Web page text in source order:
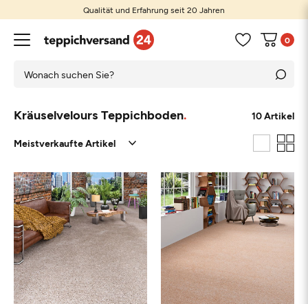
Qualität und Erfahrung seit 20 Jahren
0
Weiß
Beige Grau
Schwarz
Kräuselvelours Teppichboden 10 Artikel